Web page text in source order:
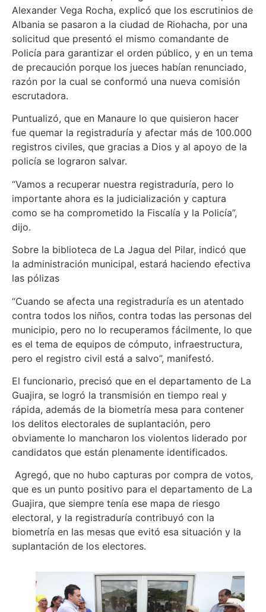
Alexander Vega Rocha, explicó que los escrutinios de
Albania se pasaron a la ciudad de Riohacha, por una
solicitud que presentó el mismo comandante de
Policía para garantizar el orden público, y en un tema
de precaución porque los jueces habían renunciado,
razón por la cual se conformó una nueva comisión
escrutadora.
Puntualizó, que en Manaure lo que quisieron hacer
fue quemar la registraduría y afectar más de 100.000
registros civiles, que gracias a Dios y al apoyo de la
policía se lograron salvar.
“Vamos a recuperar nuestra registraduría, pero lo
importante ahora es la judicialización y captura
como se ha comprometido la Fiscalía y la Policía”,
dijo.
Sobre la biblioteca de La Jagua del Pilar, indicó que
la administración municipal, estará haciendo efectiva
las pólizas
“Cuando se afecta una registraduría es un atentado
contra todos los niños, contra todas las personas del
municipio, pero no lo recuperamos fácilmente, lo que
es el tema de equipos de cómputo, infraestructura,
pero el registro civil está a salvo”, manifestó.
El funcionario, precisó que en el departamento de La
Guajira, se logró la transmisión en tiempo real y
rápida, además de la biometría mesa para contener
los delitos electorales de suplantación, pero
obviamente lo mancharon los violentos liderado por
candidatos que están plenamente identificados.
Agregó, que no hubo capturas por compra de votos,
que es un punto positivo para el departamento de La
Guajira, que siempre tenía ese mapa de riesgo
electoral, y la registraduría contribuyó con la
biometría en las mesas que evitó esa situación y la
suplantación de los electores.